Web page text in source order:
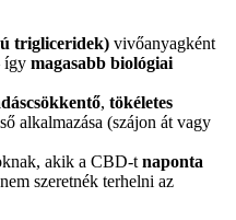
trigliceridek) vivőanyagként
így magasabb biológiai
, tökéletes
alkalmazása (szájon át vagy
akik a CBD-t naponta
szeretnék terhelni az